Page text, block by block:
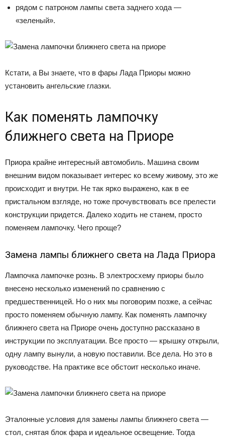
рядом с патроном лампы света заднего хода —
«зеленый».
Кстати, а Вы знаете, что в фары Лада Приоры можно
установить ангельские глазки.
Как поменять лампочку
ближнего света на Приоре
Приора крайне интересный автомобиль. Машина своим
внешним видом показывает интерес ко всему живому, это же
происходит и внутри. Не так ярко выражено, как в ее
пристальном взгляде, но тоже прочувствовать все прелести
конструкции придется. Далеко ходить не станем, просто
поменяем лампочку. Чего проще?
Замена лампы ближнего света на Лада Приора
Лампочка лампочке рознь. В электросхему приоры было
внесено несколько изменений по сравнению с
предшественницей. Но о них мы поговорим позже, а сейчас
просто поменяем обычную лампу. Как поменять лампочку
ближнего света на Приоре очень доступно рассказано в
инструкции по эксплуатации. Все просто — крышку открыли,
одну лампу вынули, а новую поставили. Все дела. Но это в
руководстве. На практике все обстоит несколько иначе.
Эталонные условия для замены лампы ближнего света —
стол, снятая блок фара и идеальное освещение. Тогда